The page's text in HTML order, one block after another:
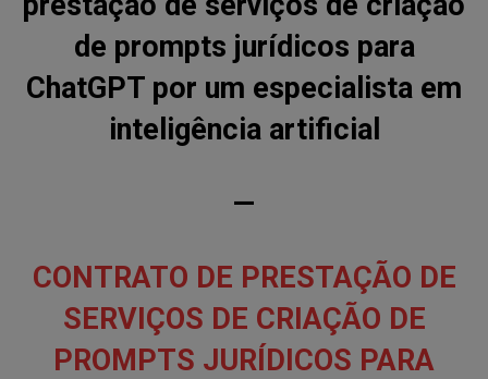
de prompts jurídicos para
ChatGPT por um especialista em
inteligência artificial
—
CONTRATO DE PRESTAÇÃO DE
SERVIÇOS DE CRIAÇÃO DE
PROMPTS JURÍDICOS PARA